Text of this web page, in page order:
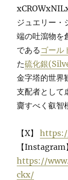
ジュエリー・
端の吐瀉物を
である ゴール
た硫化銀
金字塔的世界
支配者として
齎すべく叡智
【X】
【Instagram
https://
ckx/